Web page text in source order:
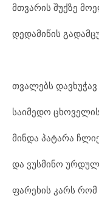
მთვარის შუქზე
დედამიწის
თვალებს დავხუჭავ
საიმედო ცხოველის
მინდა პატარა
და ვუსმინო
ფარეხის კარს რომ